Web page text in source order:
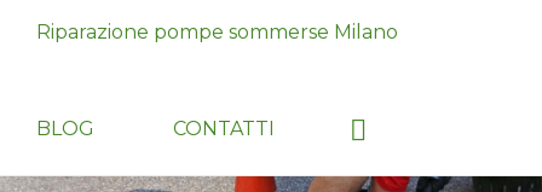
pozzi
Riparazione pompe sommerse Milano
BLOG CONTATTI
Show
Search